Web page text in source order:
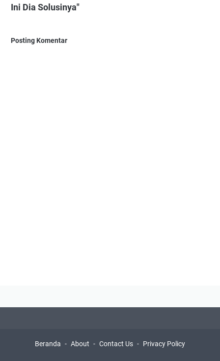
Ini Dia Solusinya"
Posting Komentar
Beranda About Contact Us Privacy Policy